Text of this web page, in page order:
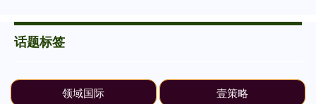
话题标签
领域国际 壹策略